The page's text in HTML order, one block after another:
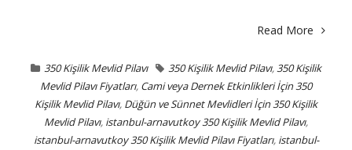
Read More
350 Kişilik Mevlid Pilavı 350 Kişilik Mevlid Pilavı,350 Kişilik
Mevlid Pilavı Fiyatları, Cami veya Dernek Etkinlikleri İçin 350
Kişilik Mevlid Pilavı, Düğün ve Sünnet Mevlidleri İçin 350 Kişilik
Mevlid Pilavı, istanbul-arnavutkoy 350 Kişilik Mevlid Pilavı,
istanbul-arnavutkoy 350 Kişilik Mevlid Pilavı Fiyatları, istanbul-